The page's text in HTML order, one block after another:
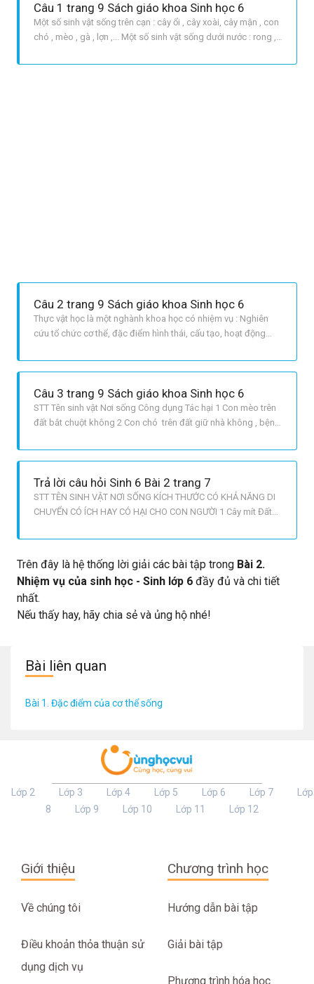
người 3 Con v
Câu 1 trang 9 Sách giáo khoa Sinh học 6
Một số sinh vật sống trên cạn : cây ổi , cây xoài, cây mận , con
chó , mèo , gà , lợn ,... Một số sinh vật sống dưới nước : rong ,
sinh trên cơ thể người : con ghẻ , giun , sán , vi khuẩn,...
Câu 2 trang 9 Sách giáo khoa Sinh học 6
Thực vật học là một nghành khoa học có nhiệm vụ : Nghiên
cứu tổ chức cơ thể, đặc điểm hình thái, cấu tạo, hoạt động
phát triển của chúng qua các nhóm thực vật khác nhau. Tìm
Câu 3 trang 9 Sách giáo khoa Sinh học 6
STT Tên sinh vật Nơi sống Công dụng Tác hại 1 Con mèo trên
đất bắt chuột không 2 Con chó trên đất giữ nhà không , bệnh
gây bệnh 5 Con muỗi trên không không gây bệnh 6 Con giun
Trả lời câu hỏi Sinh 6 Bài 2 trang 7
STT TÊN SINH VẬT NƠI SỐNG KÍCH THƯỚC CÓ KHẢ NĂNG DI
CHUYỂN CÓ ÍCH HAY CÓ HẠI CHO CON NGƯỜI 1 Cây mít Đất
Đất Nhỏ Có Có ích 4 Con cá chép Nước Trung bình Có Có ích 5
Cây bèo tây Nước Trung bình Không Có ích 6 Con ruồi Mặt đất
Nhỏ Có Có hại 7
Trên đây là hệ thống lời giải các bài tập trong Bài 2.
Nhiệm vụ của sinh học - Sinh lớp 6 đầy đủ và chi tiết
nhất.
Nếu thấy hay, hãy chia sẻ và ủng hộ nhé!
Bài liên quan
Bài 1. Đặc điểm của cơ thể sống
Lớp 2 Lớp 3 Lớp 4 Lớp 5 Lớp 6 Lớp 7
Lớp
8
Lớp 9 Lớp 10 Lớp 11 Lớp 12
Giới thiệu
Về chúng tôi
Điều khoản thỏa thuận sử
dụng dịch vụ
Chương trình học
Hướng dẫn bài tập
Giải bài tập
Phương trình hóa học